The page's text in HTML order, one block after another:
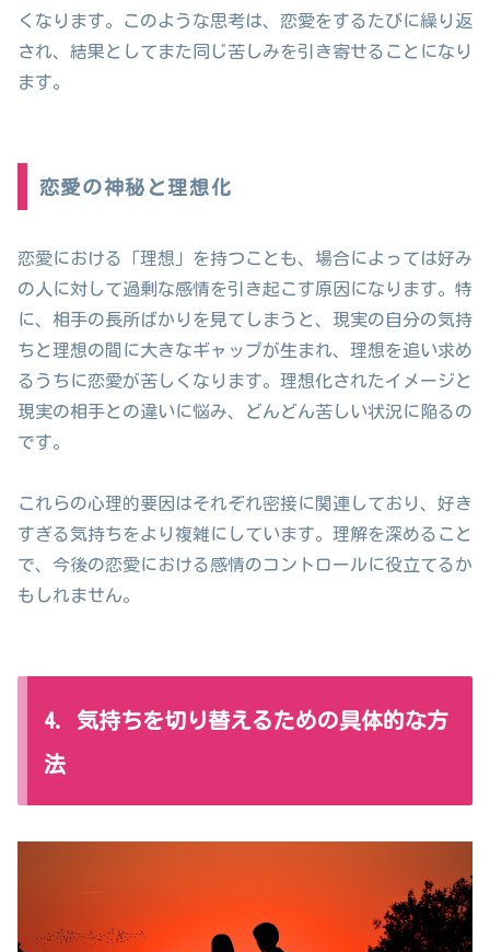
くなります。このような思考は、恋愛をするたびに繰り返
され、結果としてまた同じ苦しみを引き寄せることになり
ます。
恋愛の神秘と理想化
恋愛における「理想」を持つことも、場合によっては好み
の人に対して過剰な感情を引き起こす原因になります。特
に、相手の長所ばかりを見てしまうと、現実の自分の気持
ちと理想の間に大きなギャップが生まれ、理想を追い求め
るうちに恋愛が苦しくなります。理想化されたイメージと
現実の相手との違いに悩み、どんどん苦しい状況に陥るの
です。
これらの心理的要因はそれぞれ密接に関連しており、好き
すぎる気持ちをより複雑にしています。理解を深めること
で、今後の恋愛における感情のコントロールに役立てるか
もしれません。
4. 気持ちを切り替えるための具体的な方
法